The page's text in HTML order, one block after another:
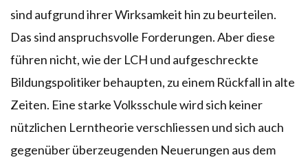
sind aufgrund ihrer Wirksamkeit hin zu beurteilen.
Das sind anspruchsvolle Forderungen. Aber diese
führen nicht, wie der LCH und aufgeschreckte
Bildungspolitiker behaupten, zu einem Rückfall in alte
Zeiten. Eine starke Volksschule wird sich keiner
nützlichen Lerntheorie verschliessen und sich auch
gegenüber überzeugenden Neuerungen aus dem